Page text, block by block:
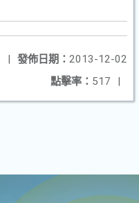
發佈日期： 2013-12-02
|
點擊率： 517 |